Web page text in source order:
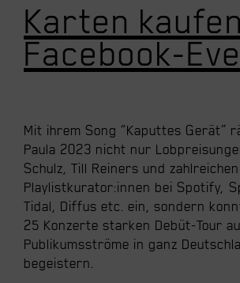
Karten kaufen
Facebook-
Mit ihrem Song “Kaputtes Gerät”
Paula 2023 nicht nur
Schulz, Till Reiners und zahlreichen
Playlistkurator:innen bei Spotify,
Tidal, Diffus etc. ein, sondern
25 Konzerte starken Debüt-Tour
Publikumsströme in ganz
begeistern.